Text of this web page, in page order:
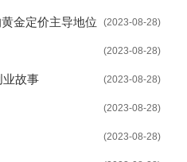
(2023-08-28)
金定价主导地位
(2023-08-28)
(2023-08-28)
业故事
(2023-08-28)
(2023-08-28)